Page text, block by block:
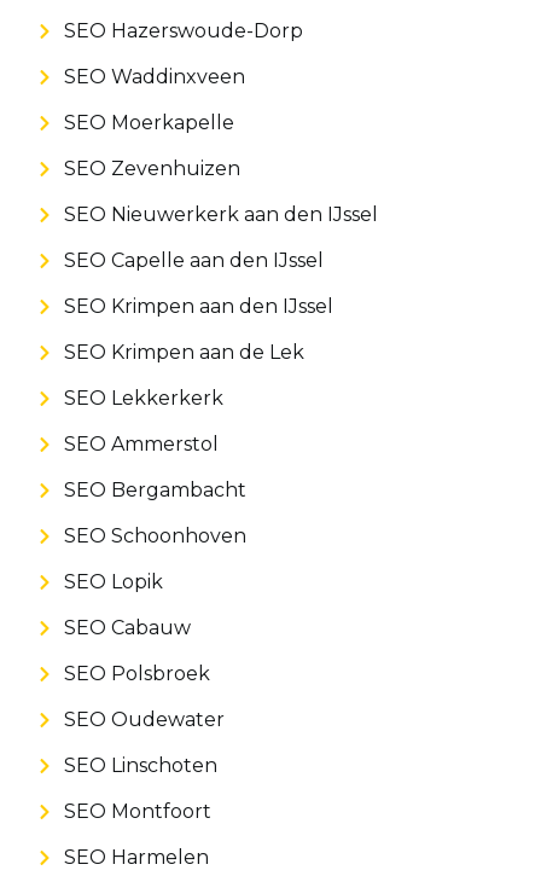
SEO Hazerswoude-Dorp
SEO Waddinxveen
SEO Moerkapelle
SEO Zevenhuizen
SEO Nieuwerkerk aan den IJssel
SEO Capelle aan den IJssel
SEO Krimpen aan den IJssel
SEO Krimpen aan de Lek
SEO Lekkerkerk
SEO Ammerstol
SEO Bergambacht
SEO Schoonhoven
SEO Lopik
SEO Cabauw
SEO Polsbroek
SEO Oudewater
SEO Linschoten
SEO Montfoort
SEO Harmelen